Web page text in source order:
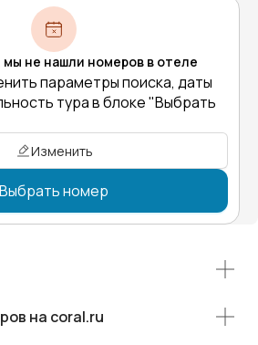
не нашли номеров в отеле
параметры поиска, даты
тура в блоке "Выбрать
Изменить
Выбрать номер
на coral.ru